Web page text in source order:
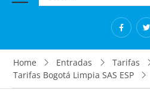
Home Entradas
Tarifas
Tarifas Bogotá Limpia SAS ESP